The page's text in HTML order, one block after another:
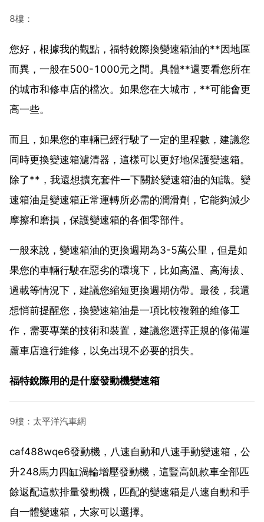
8樓：
您好，根據我的觀點，福特銳際換變速箱油的**因地區
而異，一般在500-1000元之間。具體**還要看您所在
的城市和修車店的檔次。如果您在大城市，**可能會更
高一些。
而且，如果您的車輛已經行駛了一定的里程數，建議您
同時更換變速箱濾清器，這樣可以更好地保護變速箱。
除了**，我還想擴充套件一下關於變速箱油的知識。變
速箱油是變速箱正常運轉所必需的潤滑劑，它能夠減少
摩擦和磨損，保護變速箱的各個零部件。
一般來說，變速箱油的更換週期為3-5萬公里，但是如
果您的車輛行駛在惡劣的環境下，比如高溫、高海拔、
過載等情況下，建議您縮短更換週期仿帶。最後，我還
想悄前提醒您，換變速箱油是一項比較複雜的維修工
作，需要專業的技術和裝置，建議您選擇正規的修備運
蘆車店進行維修，以免出現不必要的損失。
福特銳際用的是什麼發動機變速箱
9樓：太平洋汽車網
caf488wqe6發動機，八速自動和八速手動變速箱，公
升248馬力四缸渦輪增壓發動機，這豎高飢款車全部匹
餘返配這款排量發動機，匹配的變速箱是八速自動和手
自一體變速箱，大家可以選擇。